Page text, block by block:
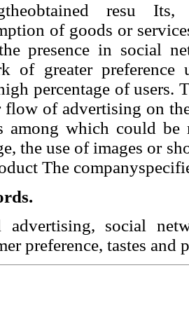
resu
of goods or
presence in social
of greater preference
percentage of users.
flow of advertising on
among which could
the use of images or
The
advertising, social
preference, tastes and